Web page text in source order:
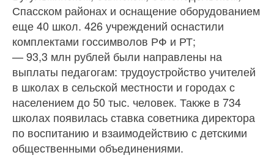
Спасском районах и оснащение оборудованием
еще 40 школ. 426 учреждений оснастили
комплектами госсимволов РФ и РТ;
— 93,3 млн рублей были направлены на
выплаты педагогам: трудоустройство учителей
в школах в сельской местности и городах с
населением до 50 тыс. человек. Также в 734
школах появилась ставка советника директора
по воспитанию и взаимодействию с детскими
общественными объединениями.